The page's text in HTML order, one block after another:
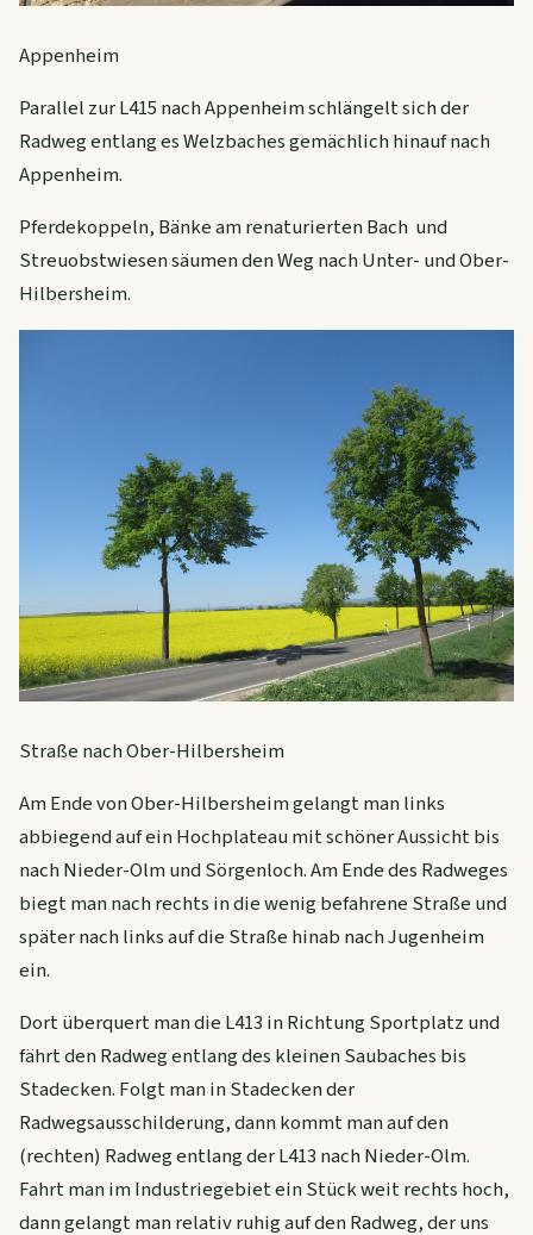
Appenheim
Parallel zur L415 nach Appenheim schlängelt sich der
Radweg entlang es Welzbaches gemächlich hinauf nach
Appenheim.
Pferdekoppeln, Bänke am renaturierten Bach und
Streuobstwiesen säumen den Weg nach Unter- und Ober-
Hilbersheim.
Straße nach Ober-Hilbersheim
Am Ende von Ober-Hilbersheim gelangt man links
abbiegend auf ein Hochplateau mit schöner Aussicht bis
nach Nieder-Olm und Sörgenloch. Am Ende des Radweges
biegt man nach rechts in die wenig befahrene Straße und
später nach links auf die Straße hinab nach Jugenheim
ein.
Dort überquert man die L413 in Richtung Sportplatz und
fährt den Radweg entlang des kleinen Saubaches bis
Stadecken. Folgt man in Stadecken der
Radwegsausschilderung, dann kommt man auf den
(rechten) Radweg entlang der L413 nach Nieder-Olm.
Fahrt man im Industriegebiet ein Stück weit rechts hoch,
dann gelangt man relativ ruhig auf den Radweg, der uns